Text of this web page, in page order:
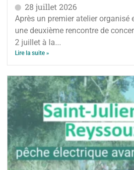
28 juillet 2026
Après un premier atelier organisé
une deuxième rencontre de
2 juillet à la...
Lire la suite »